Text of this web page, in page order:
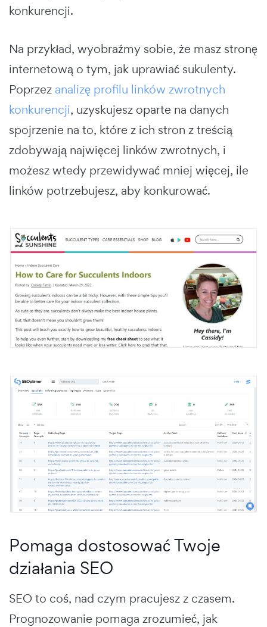
konkurencji.
Na przykład, wyobraźmy sobie, że masz stronę
internetową o tym, jak uprawiać sukulenty.
Poprzez analizę profilu linków zwrotnych
konkurencji, uzyskujesz oparte na danych
spojrzenie na to, które z ich stron z treścią
zdobywają najwięcej linków zwrotnych, i
możesz wtedy przewidywać mniej więcej, ile
linków potrzebujesz, aby konkurować.
Pomaga dostosować Twoje
działania SEO
SEO to coś, nad czym pracujesz z czasem.
Prognozowanie pomaga zrozumieć, jak